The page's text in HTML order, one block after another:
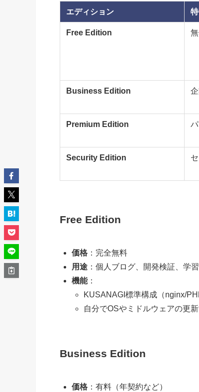
エディション
Free Edition
Business Edition
Premium Edition
Security Edition
Free Edition
価格 ：完全無料
用途 ：個人ブログ、開発検証、学
機能：
KUSANAGI標準構成（nginx/
自分でOSやミドルウェアの更
Business Edition
価格 ：有料（年契約など）